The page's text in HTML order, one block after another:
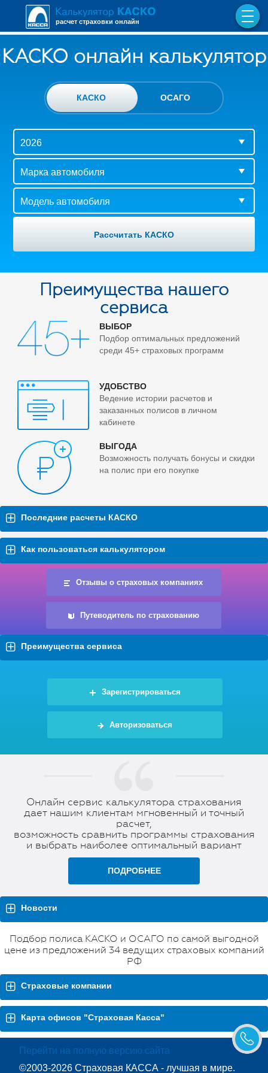
расчет страховки онлайн
КАСКО онлайн калькулятор
КАСКО ОСАГО
Преимущества нашего
сервиса
ВЫБОР
Подбор оптимальных предложений
среди 45+ страховых программ
УДОБСТВО
Ведение истории расчетов и
заказанных полисов в личном
кабинете
ВЫГОДА
Возможность получать бонусы и скидки
на полис при его покупке
Последние расчеты КАСКО
Как пользоваться калькулятором
Отзывы о страховых компаниях
Путеводитель по страхованию
Преимущества сервиса
Зарегистрироваться
Авторизоваться
Онлайн сервис калькулятора страхования
дает нашим клиентам мгновенный и точный
расчет,
возможность сравнить программы страхования
и выбрать наиболее оптимальный вариант
ПОДРОБНЕЕ
Новости
Подбор полиса КАСКО и ОСАГО по самой выгодной
цене из предложений 34 ведущих страховых компаний
РФ
Страховые компании
Карта офисов "Страховая Касса"
Перейти на полную версию сайта
©2003-2026 Страховая КАССА - лучшая в мире.